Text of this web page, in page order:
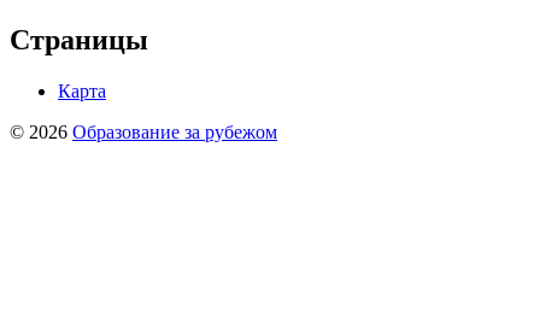
Страницы
Карта
© 2026 Образование за рубежом